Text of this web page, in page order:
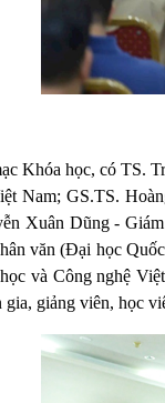
Khóa học, có TS.
Nam; GS.TS.
Xuân Dũng -
văn (Đại học
và Công nghệ
gia, giảng viên, học